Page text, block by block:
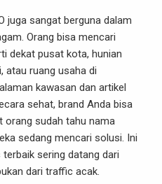
juga sangat berguna dalam
Orang bisa mencari
dekat pusat kota, hunian
atau ruang usaha di
kawasan dan artikel
sehat, brand Anda bisa
orang sudah tahu nama
sedang mencari solusi. Ini
sering datang dari
dari traffic acak.